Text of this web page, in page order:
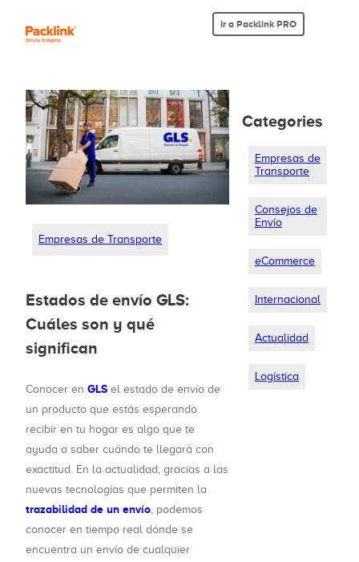
Ir a Packlink PRO
Empresas de Transporte
Estados de envío GLS:
Cuáles son y qué
significan
Conocer en GLS el estado de envío de
un producto que estás esperando
recibir en tu hogar es algo que te
ayuda a saber cuándo te llegará con
exactitud. En la actualidad, gracias a las
nuevas tecnologías que permiten la
trazabilidad de un envío , podemos
conocer en tiempo real dónde se
encuentra un envío de cualquier
Categories
Empresas de
Transporte
Consejos de
Envío
eCommerce
Internacional
Actualidad
Logística